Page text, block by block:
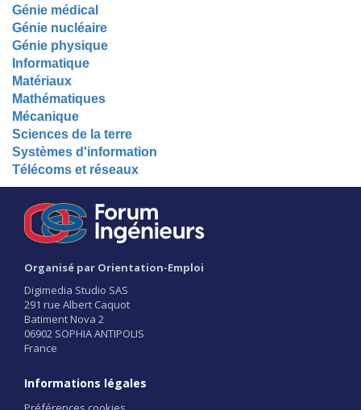
Génie médical
Génie nucléaire
Génie physique
Informatique
Matériaux
Mathématiques
Mécanique
Sciences de la terre
Systèmes d'information
Télécoms et réseaux
Organisé par Orientation-Emploi
Digimedia Studio SAS
291 rue Albert Caquot
Batiment Nova 2
06902 SOPHIA ANTIPOLIS
France
Informations légales